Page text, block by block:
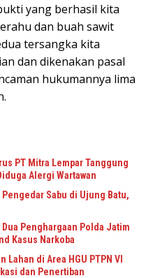
yang berhasil kita
dan buah sawit
tersangka kita
dan dikenakan pasal
hukumannya lima
PT Mitra Lempar Tanggung
Alergi Wartawan
Sabu di Ujung Batu,
Penghargaan Polda Jatim
Kasus Narkoba
di Area HGU PTPN VI
dan Penertiban